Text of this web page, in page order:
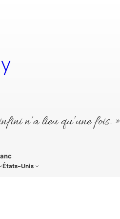
n’a lieu qu’une fois. »
États-Unis